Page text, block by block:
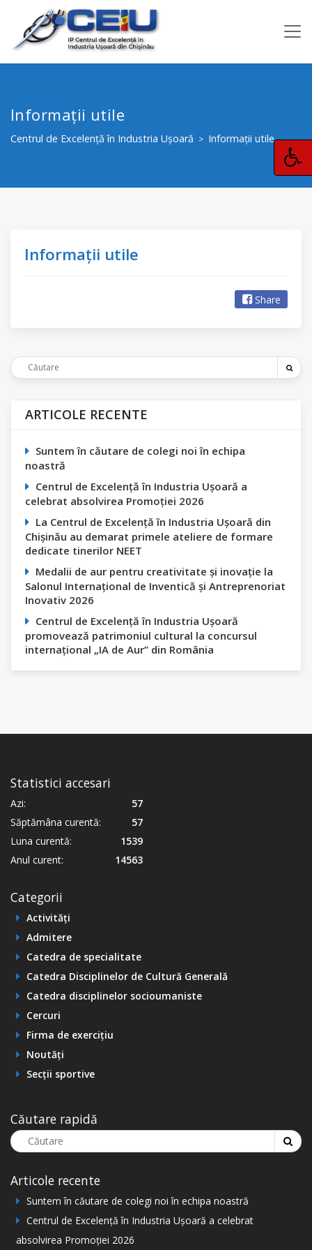
Informații utile
Centrul de Excelență în Industria Ușoară > Informații utile
Informații utile
Share
ARTICOLE RECENTE
Suntem în căutare de colegi noi în echipa
noastră
Centrul de Excelență în Industria Ușoară a
celebrat absolvirea Promoției 2026
La Centrul de Excelență în Industria Ușoară din
Chișinău au demarat primele ateliere de formare
dedicate tinerilor NEET
Medalii de aur pentru creativitate și inovație la
Salonul Internațional de Inventică și Antreprenoriat
Inovativ 2026
Centrul de Excelență în Industria Ușoară
promovează patrimoniul cultural la concursul
internațional „IA de Aur” din România
Statistici accesari
Azi:
57
Săptămâna curentă:
57
Luna curentă:
1539
Anul curent:
14563
Categorii
Activități
Admitere
Catedra de specialitate
Catedra Disciplinelor de Cultură Generală
Catedra disciplinelor socioumaniste
Cercuri
Firma de exercițiu
Noutăți
Secții sportive
Căutare rapidă
Articole recente
Suntem în căutare de colegi noi în echipa noastră
Centrul de Excelență în Industria Ușoară a celebrat
absolvirea Promoției 2026